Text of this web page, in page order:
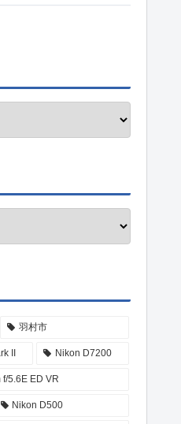
羽村市
II Nikon D7200
5.6E ED VR
Nikon D500